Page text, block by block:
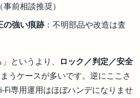
前相談推奨）
の強い痕跡：不明部品や改造は査
というより、
ロック／判定／安全
うケースが多いです。逆にここさ
Fi専用運用はほぼハンデになりませ